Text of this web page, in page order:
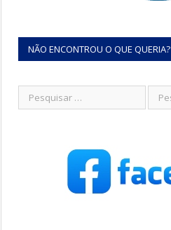
NÃO ENCONTROU O QUE QUERIA?